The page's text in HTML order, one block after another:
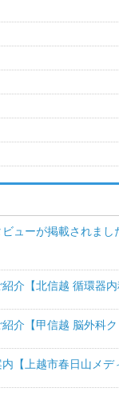
ューが掲載されまし
介【北信越 循環器内
介【甲信越 脳外科ク
【上越市春日山メデ